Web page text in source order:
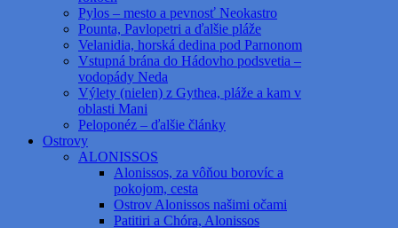
Pylos – mesto a pevnosť Neokastro
Pounta, Pavlopetri a ďalšie pláže
Velanidia, horská dedina pod Parnonom
Vstupná brána do Hádovho podsvetia –
vodopády Neda
Výlety (nielen) z Gythea, pláže a kam v
oblasti Mani
Peloponéz – ďalšie články
Ostrovy
ALONISSOS
Alonissos, za vôňou borovíc a
pokojom, cesta
Ostrov Alonissos našimi očami
Patitiri a Chóra, Alonissos